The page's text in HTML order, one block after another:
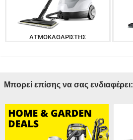
ΑΤΜΟΚΑΘΑΡΙΣΤΉΣ
Μπορεί επίσης να σας ενδιαφέρει: